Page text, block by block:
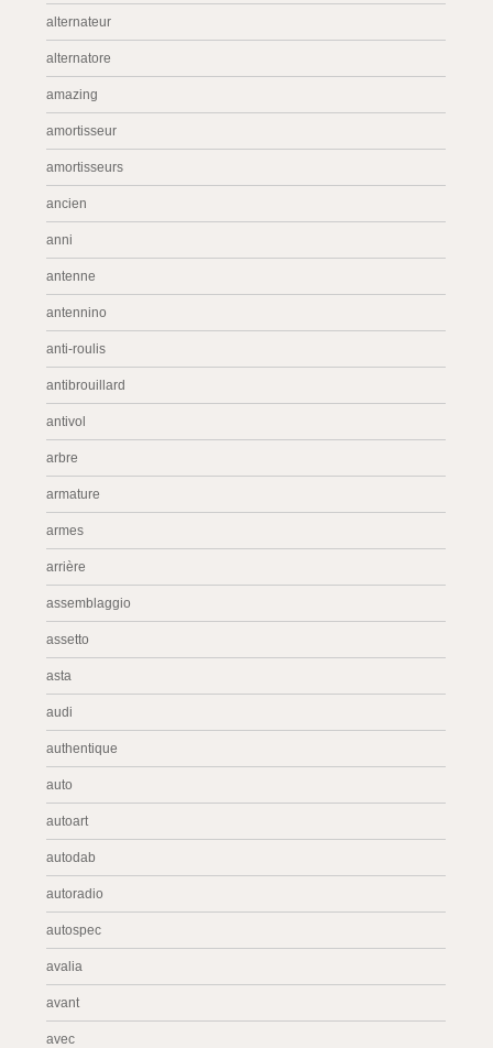
alternateur
alternatore
amazing
amortisseur
amortisseurs
ancien
anni
antenne
antennino
anti-roulis
antibrouillard
antivol
arbre
armature
armes
arrière
assemblaggio
assetto
asta
audi
authentique
auto
autoart
autodab
autoradio
autospec
avalia
avant
avec